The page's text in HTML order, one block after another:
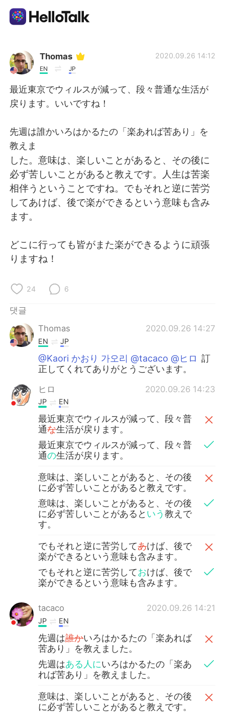
언어 교환 앱
AI Grammar Checker
한국어
English
繁體中文 Español
العربية Français
Русский
Português
Thomas
EN JP
2020.09.26 14:12
最近東京でウィルスが減って、段々普通な生活が
戻ります。いいですね！
先週は誰かいろはかるたの「楽あれば苦あり」を
教えま
した。意味は、楽しいことがあると、その後に
必ず苦しいことがあると教えです。人生は苦楽
相伴うということですね。でもそれと逆に苦労
してあけば、後で楽ができるという意味も含み
ます。
どこに行っても皆がまた楽ができるように頑張
りますね！
24 6
댓글
Thomas
2020.09.26 14:27
EN JP
@Kaori かおり 가오리 @tacaco @ヒロ 訂
正してくれてありがとうございます。
ヒロ 2020.09.26 14:23
JP EN
最近東京でウィルスが減って、段々普
通な生活が戻ります。
最近東京でウィルスが減って、段々普
通の生活が戻ります。
意味は、楽しいことがあると、その後
に必ず苦しいことがあると教えです。
意味は、楽しいことがあると、その後
に必ず苦しいことがあると いう教えで
す。
でもそれと逆に苦労してあけば、後で
楽ができるという意味も含みます。
でもそれと逆に苦労しておけば、後で
楽ができるという意味も含みます。
tacaco 2020.09.26 14:21
JP EN
先週は誰かいろはかるたの「楽あれば
苦あり」を教えました。
先週はある人にいろはかるたの「楽あ
れば苦あり」を教えました。
意味は、楽しいことがあると、その後
に必ず苦しいことがあると教えです。